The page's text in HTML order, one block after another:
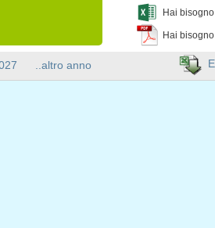
Hai
Hai
..altro anno